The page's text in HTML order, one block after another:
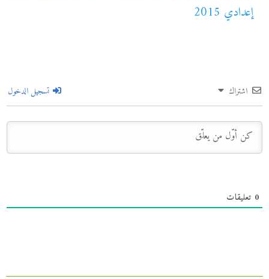
إعدادي 2015
اشتراك تسجيل الدخول
0 تعليقات